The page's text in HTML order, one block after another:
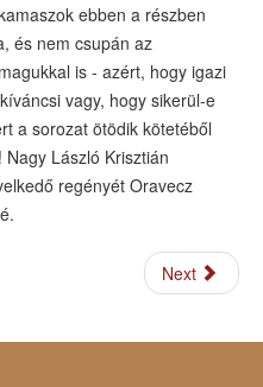
ebben a részben
és nem csupán az
is - azért, hogy igazi
vagy, hogy sikerül-e
a sorozat ötödik kötetéből
László Krisztián
regényét Oravecz
Next